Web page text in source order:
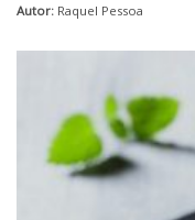
Autor: Raquel Pessoa